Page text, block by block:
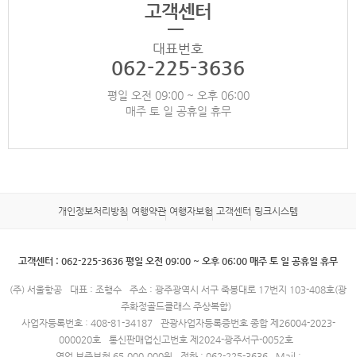
고객센터
대표번호
062-225-3636
평일 오전 09:00 ~ 오후 06:00
매주 토 일 공휴일 휴무
개인정보처리방침 여행약관 여행자보험 고객센터 링크시스템
고객센터 : 062-225-3636 평일 오전 09:00 ~ 오후 06:00 매주 토 일 공휴일 휴무
(주) 서울항공 대표 : 조행수
주소 : 광주광역시 서구 죽봉대로 17번지 103-408호(광
주화정골드클래스 주상복합)
사업자등록번호 : 408-81-34187
관광사업자등록증번호 종합 제26004-2023-
000020호
통신판매업신고번호 제2024-광주서구-0052호